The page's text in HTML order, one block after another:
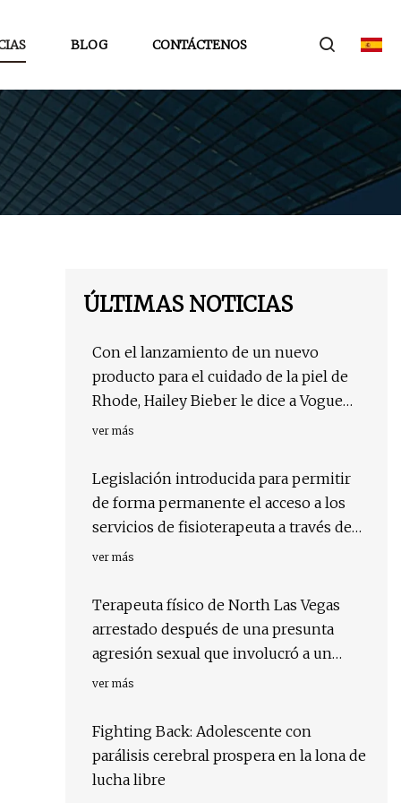
BLOG CONTÁCTENOS
ÚLTIMAS NOTICIAS
Con el lanzamiento de un nuevo
producto para el cuidado de la piel de
Rhode, Hailey Bieber le dice a Vogue
que la piel de dona glaseada todavía está
ver más
Legislación introducida para permitir
de forma permanente el acceso a los
servicios de fisioterapeuta a través de
telesalud
ver más
Terapeuta físico de North Las Vegas
arrestado después de una presunta
agresión sexual que involucró a un
paciente
ver más
Fighting Back: Adolescente con
parálisis cerebral prospera en la lona de
lucha libre